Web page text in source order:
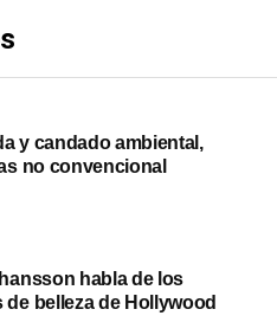
y candado ambiental,
no convencional
habla de los
de belleza de Hollywood